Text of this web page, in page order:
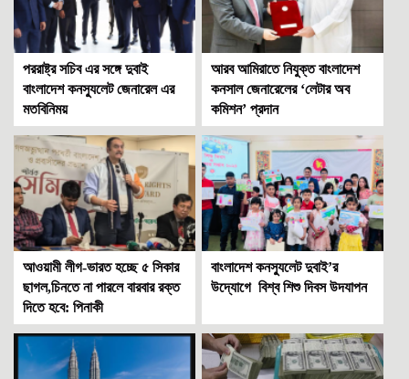
পররাষ্ট্র সচিব এর সঙ্গে দুবাই
বাংলাদেশ কনস্যুলেট জেনারেল এর
মতবিনিময়
আরব আমিরাতে নিযুক্ত বাংলাদেশ
কনসাল জেনারেলের ‘লেটার অব
কমিশন’ প্রদান
আওয়ামী লীগ-ভারত হচ্ছে ৫ সিকার
ছাগল,চিনতে না পারলে বারবার রক্ত
দিতে হবে: পিনাকী
বাংলাদেশ কনস্যুলেট দুবাই’র
উদ্যোগে বিশ্ব শিশু দিবস উদযাপন